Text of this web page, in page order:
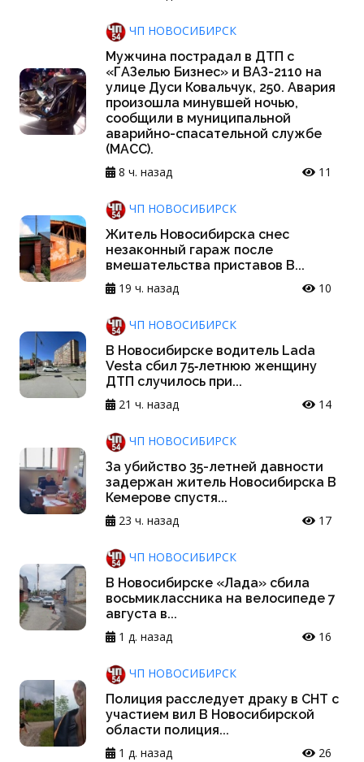
ЧП НОВОСИБИРСК
Мужчина пострадал в ДТП с
«ГАЗелью Бизнес» и ВАЗ-2110 на
улице Дуси Ковальчук, 250. Авария
произошла минувшей ночью,
сообщили в муниципальной
аварийно-спасательной службе
(МАСС).
8 ч. назад
11
ЧП НОВОСИБИРСК
Житель Новосибирска снес
незаконный гараж после
вмешательства приставов В...
19 ч. назад
10
ЧП НОВОСИБИРСК
В Новосибирске водитель Lada
Vesta сбил 75‑летнюю женщину
ДТП случилось при...
21 ч. назад
14
ЧП НОВОСИБИРСК
За убийство 35-летней давности
задержан житель Новосибирска В
Кемерове спустя...
23 ч. назад
17
ЧП НОВОСИБИРСК
В Новосибирске «Лада» сбила
восьмиклассника на велосипеде 7
августа в...
1 д. назад
16
ЧП НОВОСИБИРСК
Полиция расследует драку в СНТ с
участием вил В Новосибирской
области полиция...
1 д. назад
26